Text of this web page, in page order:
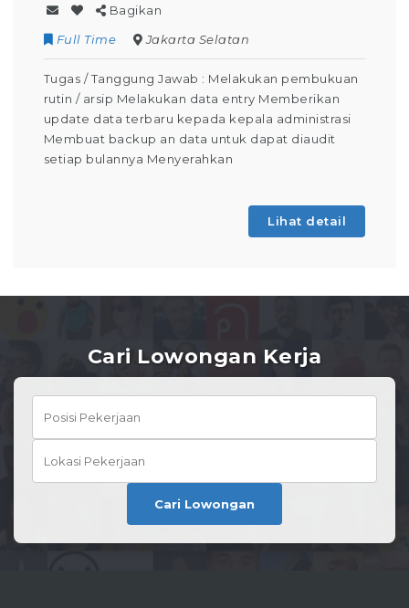
Bagikan
Full Time
Jakarta Selatan
Tugas / Tanggung Jawab : Melakukan pembukuan
rutin / arsip Melakukan data entry Memberikan
update data terbaru kepada kepala administrasi
Membuat backup an data untuk dapat diaudit
setiap bulannya Menyerahkan
Lihat detail
Cari Lowongan Kerja
Cari Lowongan